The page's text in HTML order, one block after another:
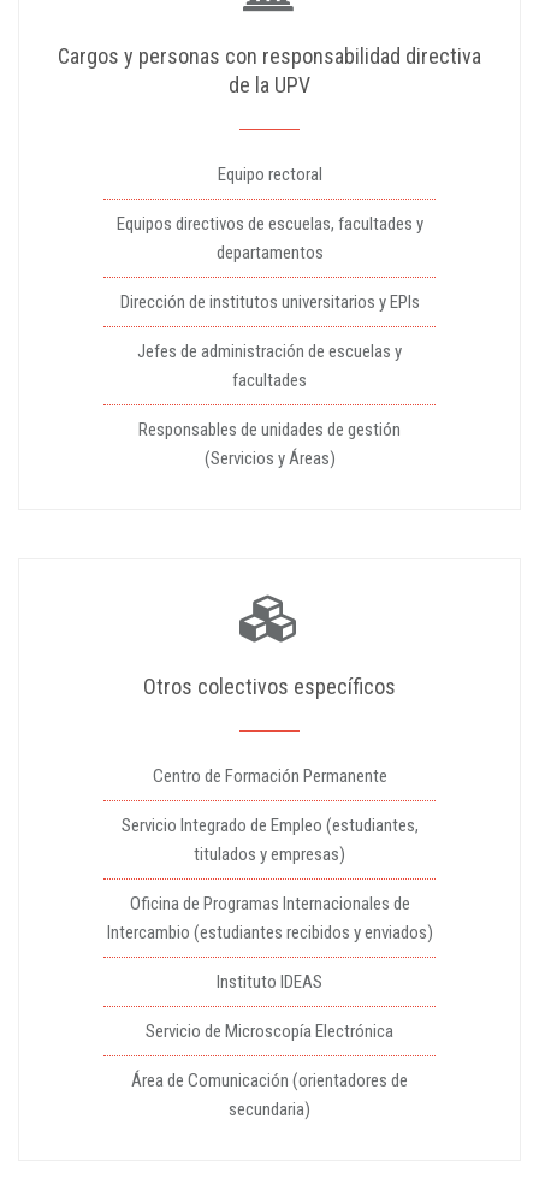
Cargos y personas con responsabilidad directiva
de la UPV
Equipo rectoral
Equipos directivos de escuelas, facultades y
departamentos
Dirección de institutos universitarios y EPIs
Jefes de administración de escuelas y
facultades
Responsables de unidades de gestión
(Servicios y Áreas)
Otros colectivos específicos
Centro de Formación Permanente
Servicio Integrado de Empleo (estudiantes,
titulados y empresas)
Oficina de Programas Internacionales de
Intercambio (estudiantes recibidos y enviados)
Instituto IDEAS
Servicio de Microscopía Electrónica
Área de Comunicación (orientadores de
secundaria)